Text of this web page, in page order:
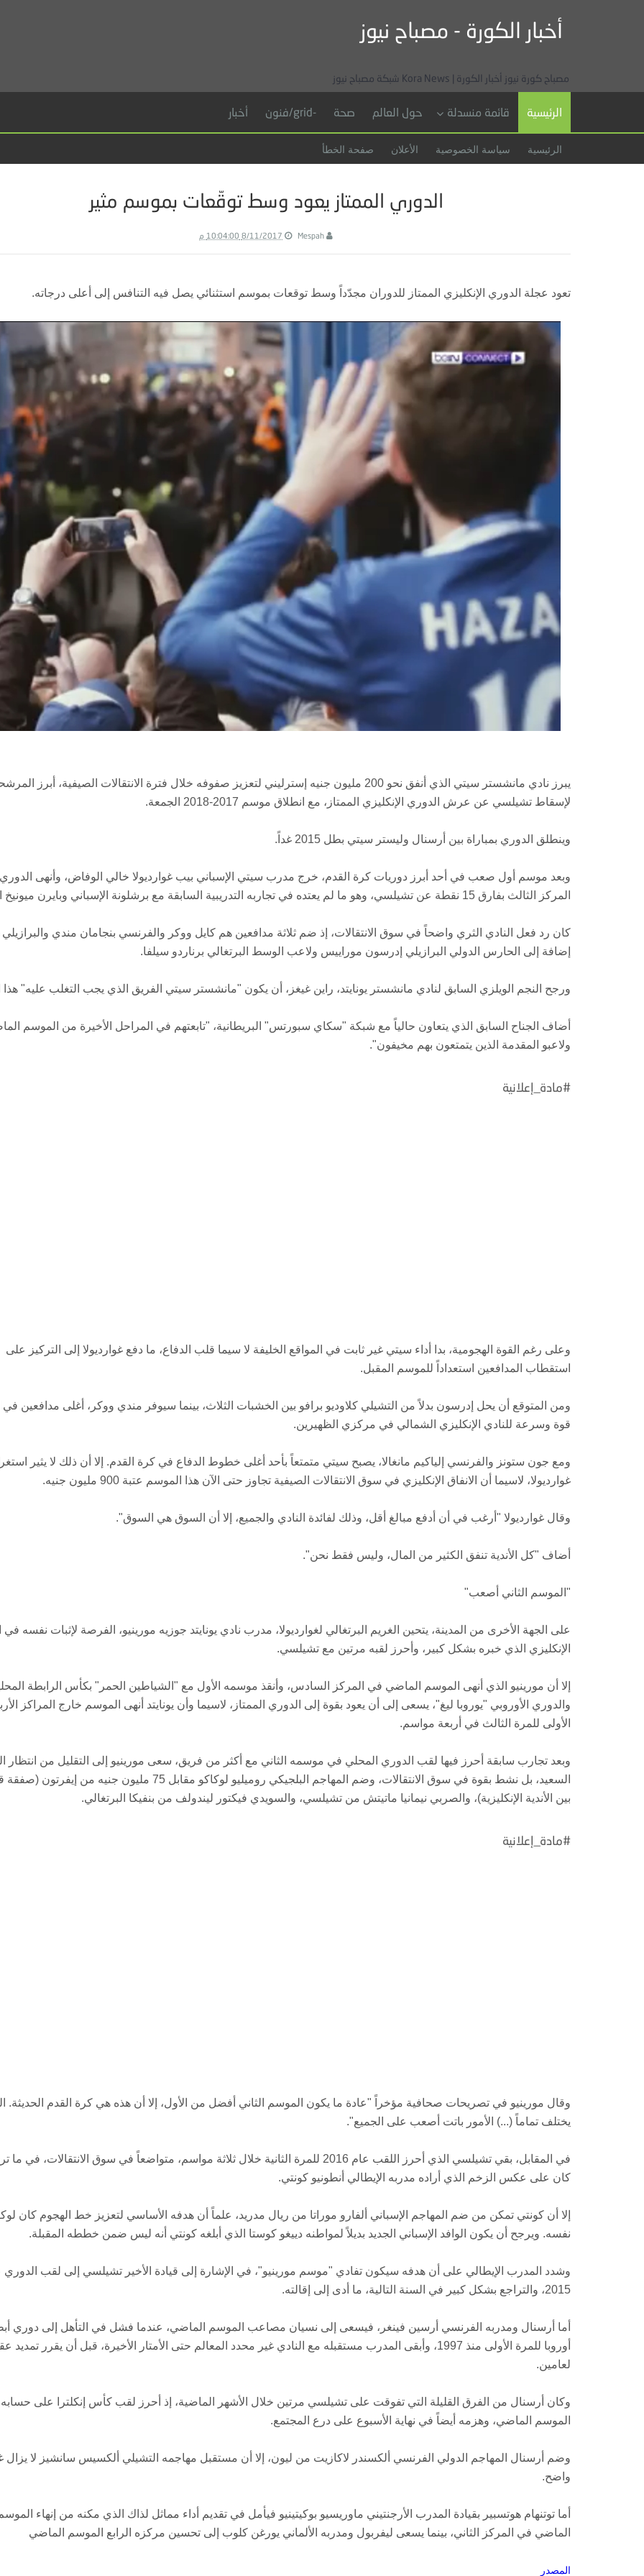
أخبار الكورة - مصباح نيوز
مصباح كورة نيوز أخبار الكورة | Kora News شبكة مصباح نيوز
الرئيسية قائمة منسدلة حول العالم صحة -grid/فنون أخبار
الرئيسية سياسة الخصوصية الأعلان صفحة الخطأ
الدوري الممتاز يعود وسط توقّعات بموسم مثير
Mespah 8/11/2017 10:04:00 م
تعود عجلة الدوري الإنكليزي الممتاز للدوران مجدّداً وسط توقعات بموسم استثنائي يصل فيه التنافس إلى أعلى درجاته.
يبرز نادي مانشستر سيتي الذي أنفق نحو 200 مليون جنيه إسترليني لتعزيز صفوفه خلال فترة الانتقالات الصيفية، أبرز
لإسقاط تشيلسي عن عرش الدوري الإنكليزي الممتاز، مع انطلاق موسم 2017-2018 الجمعة.
وينطلق الدوري بمباراة بين أرسنال وليستر سيتي بطل 2015 غداً.
وبعد موسم أول صعب في أحد أبرز دوريات كرة القدم، خرج مدرب سيتي الإسباني بيب غوارديولا خالي الوفاض، وأنهى
المركز الثالث بفارق 15 نقطة عن تشيلسي، وهو ما لم يعتده في تجاربه التدريبية السابقة مع برشلونة الإسباني وبايرن ميونيخ الألماني.
كان رد فعل النادي الثري واضحاً في سوق الانتقالات، إذ ضم ثلاثة مدافعين هم كايل ووكر والفرنسي بنجامان مندي والبرازيلي
إضافة إلى الحارس الدولي البرازيلي إدرسون موراييس ولاعب الوسط البرتغالي برناردو سيلفا.
ورجح النجم الويلزي السابق لنادي مانشستر يونايتد، راين غيغز، أن يكون "مانشستر سيتي الفريق الذي يجب التغلب عليه"
أضاف الجناح السابق الذي يتعاون حالياً مع شبكة "سكاي سبورتس" البريطانية، "تابعتهم في المراحل الأخيرة من الموسم
ولاعبو المقدمة الذين يتمتعون بهم مخيفون".
#مادة_إعلانية
وعلى رغم القوة الهجومية، بدا أداء سيتي غير ثابت في المواقع الخليفة لا سيما قلب الدفاع، ما دفع غوارديولا إلى التركيز على
استقطاب المدافعين استعداداً للموسم المقبل.
ومن المتوقع أن يحل إدرسون بدلاً من التشيلي كلاوديو برافو بين الخشبات الثلاث، بينما سيوفر مندي ووكر، أغلى مدافعين في
قوة وسرعة للنادي الإنكليزي الشمالي في مركزي الظهيرين.
ومع جون ستونز والفرنسي إلياكيم مانغالا، يصبح سيتي متمتعاً بأحد أغلى خطوط الدفاع في كرة القدم. إلا أن ذلك لا يثير
غوارديولا، لاسيما أن الانفاق الإنكليزي في سوق الانتقالات الصيفية تجاوز حتى الآن هذا الموسم عتبة 900 مليون جنيه.
وقال غوارديولا "أرغب في أن أدفع مبالغ أقل، وذلك لفائدة النادي والجميع، إلا أن السوق هي السوق".
أضاف "كل الأندية تنفق الكثير من المال، وليس فقط نحن".
"الموسم الثاني أصعب"
على الجهة الأخرى من المدينة، يتحين الغريم البرتغالي لغوارديولا، مدرب نادي يونايتد جوزيه مورينيو، الفرصة لإثبات نفسه في
الإنكليزي الذي خبره بشكل كبير، وأحرز لقبه مرتين مع تشيلسي.
إلا أن مورينيو الذي أنهى الموسم الماضي في المركز السادس، وأنقذ موسمه الأول مع "الشياطين الحمر" بكأس الرابطة
والدوري الأوروبي "يوروبا ليغ"، يسعى إلى أن يعود بقوة إلى الدوري الممتاز، لاسيما وأن يونايتد أنهى الموسم خارج المراكز
الأولى للمرة الثالث في أربعة مواسم.
وبعد تجارب سابقة أحرز فيها لقب الدوري المحلي في موسمه الثاني مع أكثر من فريق، سعى مورينيو إلى التقليل من انتظار
السعيد، بل نشط بقوة في سوق الانتقالات، وضم المهاجم البلجيكي روميليو لوكاكو مقابل 75 مليون جنيه من
بين الأندية الإنكليزية)، والصربي نيمانيا ماتيتش من تشيلسي، والسويدي فيكتور ليندولف من بنفيكا البرتغالي.
#مادة_إعلانية
وقال مورينيو في تصريحات صحافية مؤخراً "عادة ما يكون الموسم الثاني أفضل من الأول، إلا أن هذه هي كرة القدم الحديثة.
يختلف تماماً (...) الأمور باتت أصعب على الجميع".
في المقابل، بقي تشيلسي الذي أحرز اللقب عام 2016 للمرة الثانية خلال ثلاثة مواسم، متواضعاً في سوق الانتقالات، في
كان على عكس الزخم الذي أراده مدربه الإيطالي أنطونيو كونتي.
إلا أن كونتي تمكن من ضم المهاجم الإسباني ألفارو موراتا من ريال مدريد، علماً أن هدفه الأساسي لتعزيز خط الهجوم كان
نفسه. ويرجح أن يكون الوافد الإسباني الجديد بديلاً لمواطنه دييغو كوستا الذي أبلغه كونتي أنه ليس ضمن خططه المقبلة.
وشدد المدرب الإيطالي على أن هدفه سيكون تفادي "موسم مورينيو"، في الإشارة إلى قيادة الأخير تشيلسي إلى لقب الدوري
2015، والتراجع بشكل كبير في السنة التالية، ما أدى إلى إقالته.
أما أرسنال ومدربه الفرنسي أرسين فينغر، فيسعى إلى نسيان مصاعب الموسم الماضي، عندما فشل في التأهل إلى دوري
أوروبا للمرة الأولى منذ 1997، وأبقى المدرب مستقبله مع النادي غير محدد المعالم حتى الأمتار الأخيرة، قبل أن يقرر تمديد
لعامين.
وكان أرسنال من الفرق القليلة التي تفوقت على تشيلسي مرتين خلال الأشهر الماضية، إذ أحرز لقب كأس إنكلترا على حسابه
الموسم الماضي، وهزمه أيضاً في نهاية الأسبوع على درع المجتمع.
وضم أرسنال المهاجم الدولي الفرنسي ألكسندر لاكازيت من ليون، إلا أن مستقبل مهاجمه التشيلي ألكسيس سانشيز لا يزال
واضح.
أما توتنهام هوتسبير بقيادة المدرب الأرجنتيني ماوريسيو بوكيتينيو فيأمل في تقديم أداء مماثل لذاك الذي مكنه من إنهاء
الماضي في المركز الثاني، بينما يسعى ليفربول ومدربه الألماني يورغن كلوب إلى تحسين مركزه الرابع الموسم الماضي
المصدر